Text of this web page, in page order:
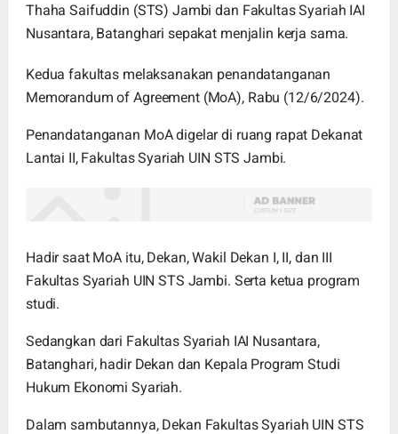
Thaha Saifuddin (STS) Jambi dan Fakultas Syariah IAI
Nusantara, Batanghari sepakat menjalin kerja sama.
Kedua fakultas melaksanakan penandatanganan
Memorandum of Agreement (MoA), Rabu (12/6/2024).
Penandatanganan MoA digelar di ruang rapat Dekanat
Lantai II, Fakultas Syariah UIN STS Jambi.
Hadir saat MoA itu, Dekan, Wakil Dekan I, II, dan III
Fakultas Syariah UIN STS Jambi. Serta ketua program
studi.
Sedangkan dari Fakultas Syariah IAI Nusantara,
Batanghari, hadir Dekan dan Kepala Program Studi
Hukum Ekonomi Syariah.
Dalam sambutannya, Dekan Fakultas Syariah UIN STS